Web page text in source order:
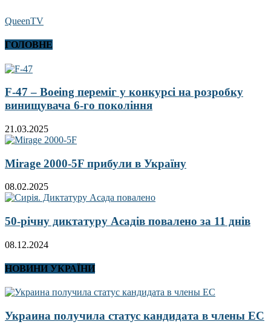
QueenTV
ГОЛОВНЕ
F-47 – Boeing переміг у конкурсі на розробку
винищувача 6-го покоління
21.03.2025
Mirage 2000-5F прибули в Україну
08.02.2025
50-річну диктатуру Асадів повалено за 11 днів
08.12.2024
НОВИНИ УКРАЇНИ
Украина получила статус кандидата в члены ЕС